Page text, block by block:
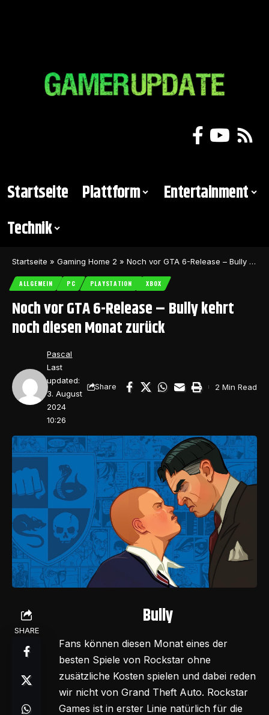
Startseite Plattform
Entertainment
Technik
Startseite » Gaming Home 2 » Noch vor GTA 6-Release – Bully kehrt noch diesen Monat zurück
ALLGEMEIN PC PLAYSTATION XBOX
Noch vor GTA 6-Release – Bully kehrt
noch diesen Monat zurück
Last
updated:
3. August
2024
10:26
Pascal
Share 2 Min Read
SHARE
Bully
Fans können diesen Monat eines der
besten Spiele von Rockstar ohne
zusätzliche Kosten spielen und dabei reden
wir nicht von Grand Theft Auto. Rockstar
Games ist in erster Linie natürlich für die